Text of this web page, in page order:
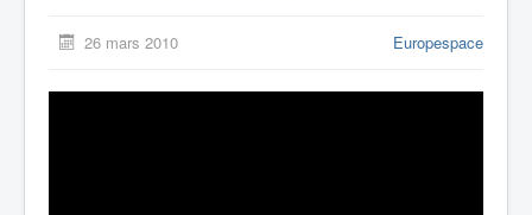
26 mars 2010 Europespace